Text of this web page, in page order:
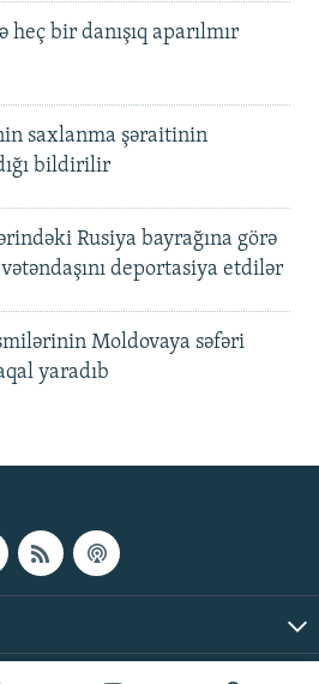
heç bir danışıq aparılmır
saxlanma şəraitinin
bildirilir
Rusiya bayrağına görə
deportasiya etdilər
Moldovaya səfəri
yaradıb